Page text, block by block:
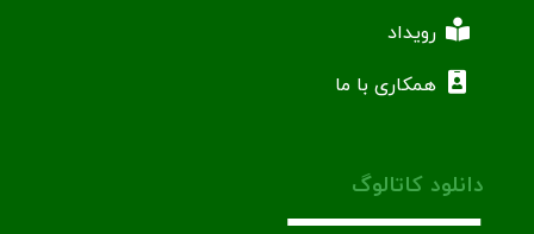
رویداد
همکاری با ما
دانلود کاتالوگ